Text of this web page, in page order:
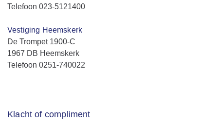
Telefoon 023-5121400
Vestiging Heemskerk
De Trompet 1900-C
1967 DB Heemskerk
Telefoon 0251-740022
Klacht of compliment